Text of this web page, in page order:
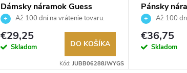
Dámsky náramok Guess
JUBB06288JWYGS
Až 100 dní na vrátenie tovaru.
Autorizovaný predajca.
€29,25
Skladom DO KOŠÍKA
Kód: JUBB06288JWYGS
Pánsky
Až 100
Autorizovaný
€36,75
Skladom